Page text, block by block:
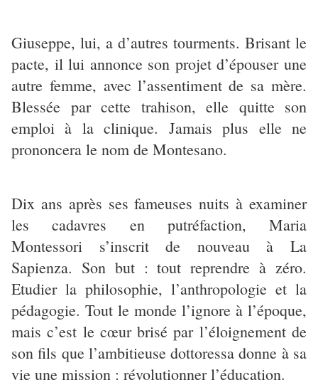
Giuseppe, lui, a d’autres tourments. Brisant le
pacte, il lui annonce son projet d’épouser une
autre femme, avec l’assentiment de sa mère.
Blessée par cette trahison, elle quitte son
emploi à la clinique. Jamais plus elle ne
prononcera le nom de Montesano.
Dix ans après ses fameuses nuits à examiner
les cadavres en putréfaction, Maria
Montessori s’inscrit de nouveau à La
Sapienza. Son but : tout reprendre à zéro.
Etudier la philosophie, l’anthropologie et la
pédagogie. Tout le monde l’ignore à l’époque,
mais c’est le cœur brisé par l’éloignement de
son fils que l’ambitieuse dottoressa donne à sa
vie une mission : révolutionner l’éducation.